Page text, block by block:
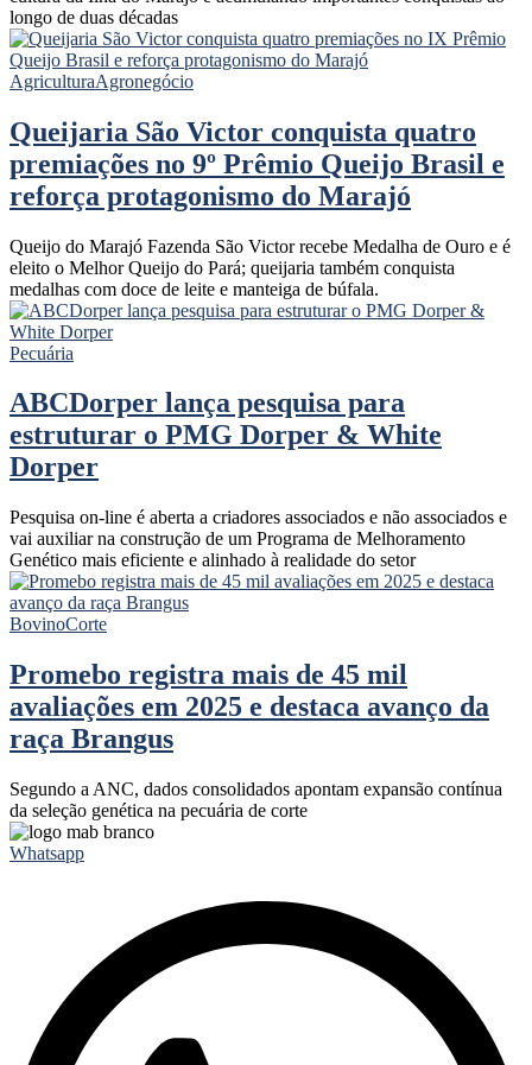
longo de duas décadas
AgriculturaAgronegócio
Queijaria São Victor conquista quatro
premiações no 9º Prêmio Queijo Brasil e
reforça protagonismo do Marajó
Queijo do Marajó Fazenda São Victor recebe Medalha de Ouro e é
eleito o Melhor Queijo do Pará; queijaria também conquista
medalhas com doce de leite e manteiga de búfala.
Pecuária
ABCDorper lança pesquisa para
estruturar o PMG Dorper & White
Dorper
Pesquisa on-line é aberta a criadores associados e não associados e
vai auxiliar na construção de um Programa de Melhoramento
Genético mais eficiente e alinhado à realidade do setor
BovinoCorte
Promebo registra mais de 45 mil
avaliações em 2025 e destaca avanço da
raça Brangus
Segundo a ANC, dados consolidados apontam expansão contínua
da seleção genética na pecuária de corte
Whatsapp